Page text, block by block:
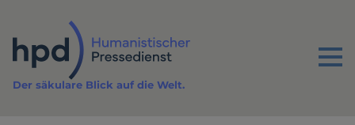
Inhalt
Menu
Der säkulare Blick auf die Welt.